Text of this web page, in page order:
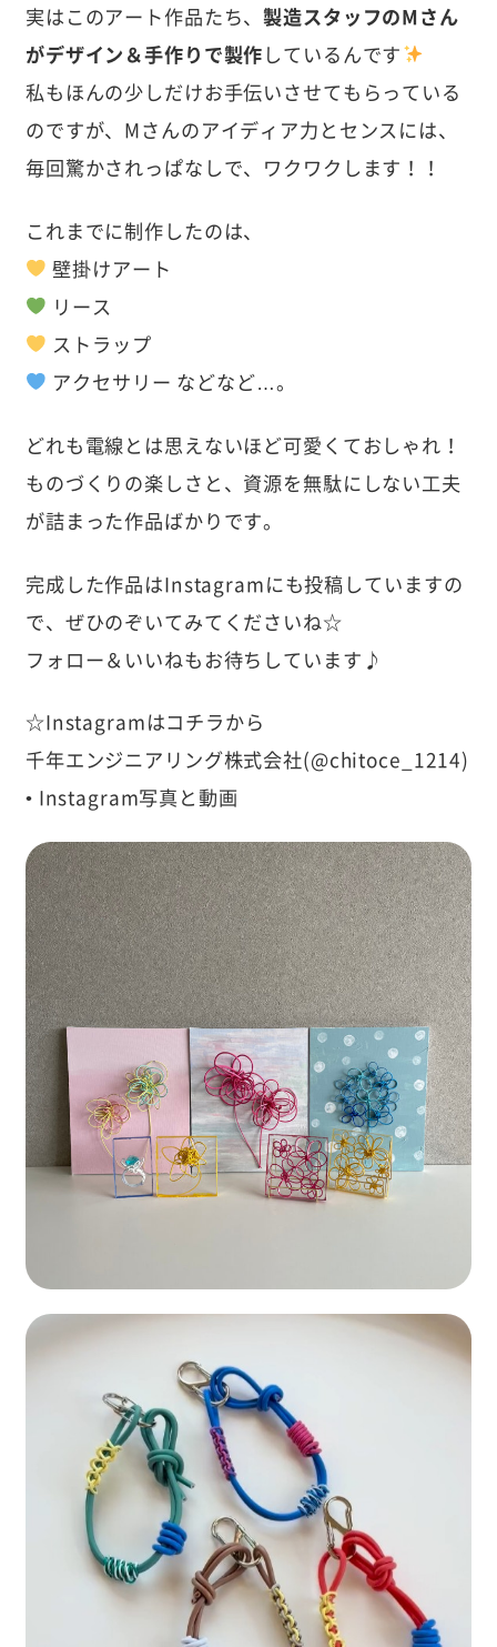
実はこのアート作品たち、製造スタッフのMさん
がデザイン＆手作りで製作しているんです
私もほんの少しだけお手伝いさせてもらっている
のですが、Mさんのアイディア力とセンスには、
毎回驚かされっぱなしで、ワクワクします！！
これまでに制作したのは、
壁掛けアート
リース
ストラップ
アクセサリー などなど…。
どれも電線とは思えないほど可愛くておしゃれ！
ものづくりの楽しさと、資源を無駄にしない工夫
が詰まった作品ばかりです。
完成した作品はInstagramにも投稿していますの
で、ぜひのぞいてみてくださいね☆
フォロー＆いいねもお待ちしています♪
☆Instagramはコチラから
千年エンジニアリング株式会社(@chitoce_1214)
• Instagram写真と動画